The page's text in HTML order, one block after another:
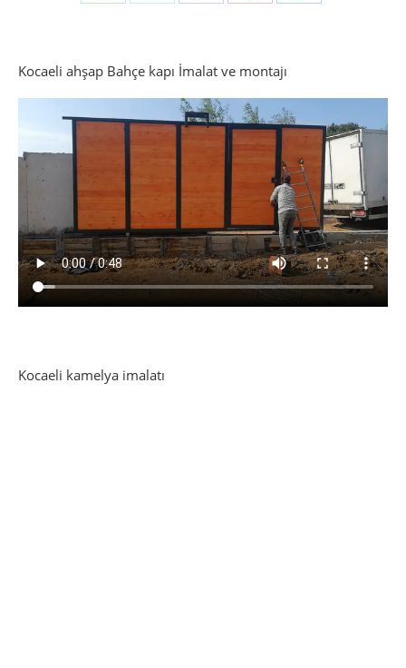
Kocaeli ahşap Bahçe kapı İmalat ve montajı
Kocaeli kamelya imalatı